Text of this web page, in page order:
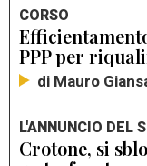
CORSO
PPP per
di Mauro
L'ANNUNCIO DEL
Crotone, si